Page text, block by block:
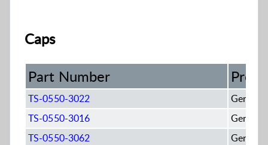
Caps
Part Number
TS-0550-3022
GenV
TS-0550-3016
GenV
TS-0550-3062
GenV